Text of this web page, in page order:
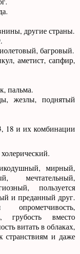
другие страны.
багровый.
аметист, сапфир,
пальма.
жезлы, поднятый
18 и их комбинации
мирный,
мечтательный,
пользуется
и преданный друг.
грубость вместо
витать в облаках,
странствиям и даже